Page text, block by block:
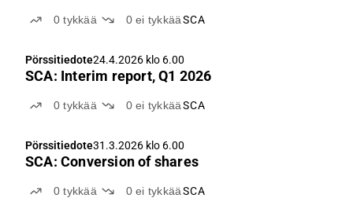
0tykkää 0ei tykkääSCA
Pörssitiedote24.4.2026 klo 6.00
SCA: Interim report, Q1 2026
0tykkää 0ei tykkääSCA
Pörssitiedote31.3.2026 klo 6.00
SCA: Conversion of shares
0tykkää 0ei tykkääSCA